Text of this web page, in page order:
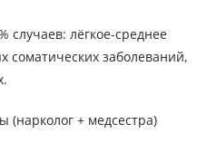
случаев: лёгкое-среднее
соматических заболеваний,
(нарколог + медсестра)